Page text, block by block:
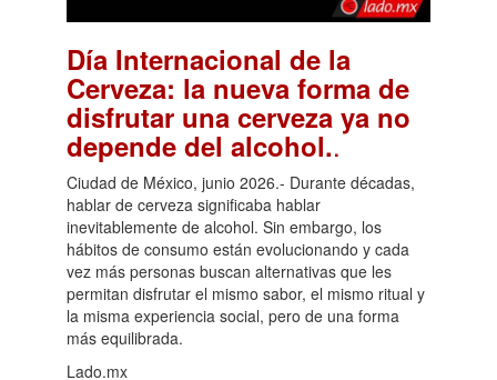
Día Internacional de la
Cerveza: la nueva forma de
disfrutar una cerveza ya no
depende del alcohol..
Ciudad de México, junio 2026.- Durante décadas,
hablar de cerveza significaba hablar
inevitablemente de alcohol. Sin embargo, los
hábitos de consumo están evolucionando y cada
vez más personas buscan alternativas que les
permitan disfrutar el mismo sabor, el mismo ritual y
la misma experiencia social, pero de una forma
más equilibrada.
Lado.mx